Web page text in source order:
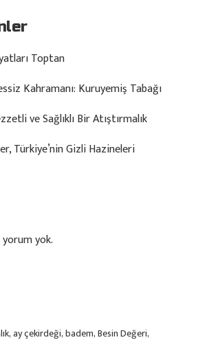
Toptan
Kahramanı: Kuruyemiş Tabağı
ve Sağlıklı Bir Atıştırmalık
Türkiye’nin Gizli Hazineleri
yok.
ay çekirdeği badem Besin Değeri